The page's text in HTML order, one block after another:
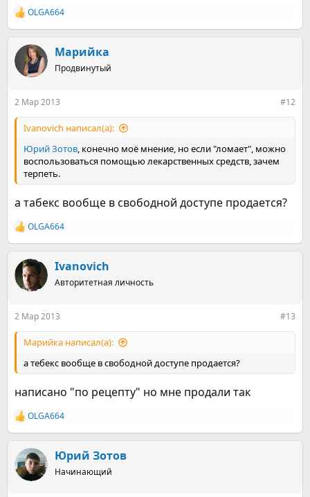
Р
е
к
ц
и
OLGA664
Марийка
Продвинутый
2 Мар 2013 #12
Ivanovich написал(а):
Юрий Зотов, конечно моё мнение, но если "ломает", можно
воспользоваться помощью лекарственных средств, зачем
терпеть.
а табекс вообще в свободной доступе продается?
Р
е
к
ц
и
OLGA664
Ivanovich
Авторитетная личность
2 Мар 2013 #13
Марийка написал(а):
а тебекс вообще в свободной доступе продается?
написано "по рецепту" но мне продали так
Р
е
к
ц
и
OLGA664
Юрий Зотов
Начинающий